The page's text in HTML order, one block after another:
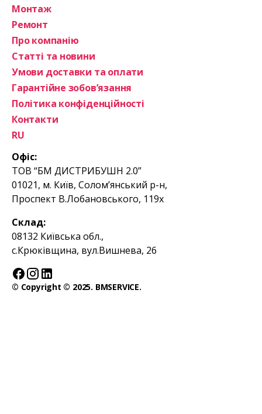
Офіс:
ТОВ “БМ ДИСТРИБУШН 2.0”
01021, м. Київ, Солом’янський р-н,
Проспект В.Лобановського, 119х
Склад:
08132 Київська обл.,
с.Крюківщина, вул.Вишнева, 26
Монтаж
Ремонт
Про компанію
Статті та новини
Умови доставки та оплати
Гарантійне зобов’язання
Політика конфіденційності
Контакти
RU
© Copyright © 2025. BMSERVICE.